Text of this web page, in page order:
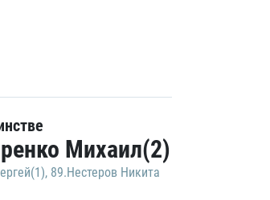
Михаил(2)
, 89.Нестеров Никита